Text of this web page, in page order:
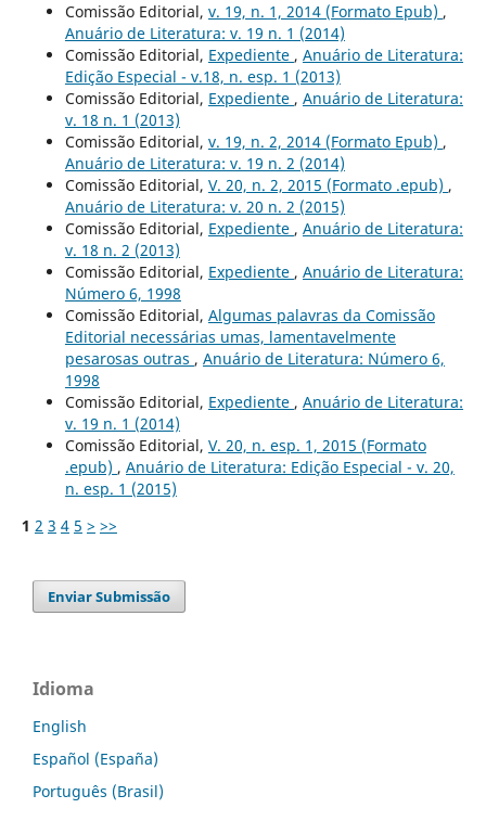
Comissão Editorial, v. 19, n. 1, 2014 (Formato Epub) ,
Anuário de Literatura: v. 19 n. 1 (2014)
Comissão Editorial, Expediente , Anuário de Literatura:
Edição Especial - v.18, n. esp. 1 (2013)
Comissão Editorial, Expediente , Anuário de Literatura:
v. 18 n. 1 (2013)
Comissão Editorial, v. 19, n. 2, 2014 (Formato Epub) ,
Anuário de Literatura: v. 19 n. 2 (2014)
Comissão Editorial, V. 20, n. 2, 2015 (Formato .epub) ,
Anuário de Literatura: v. 20 n. 2 (2015)
Comissão Editorial, Expediente , Anuário de Literatura:
v. 18 n. 2 (2013)
Comissão Editorial, Expediente , Anuário de Literatura:
Número 6, 1998
Comissão Editorial, Algumas palavras da Comissão
Editorial necessárias umas, lamentavelmente
pesarosas outras , Anuário de Literatura: Número 6,
1998
Comissão Editorial, Expediente , Anuário de Literatura:
v. 19 n. 1 (2014)
Comissão Editorial, V. 20, n. esp. 1, 2015 (Formato
.epub) , Anuário de Literatura: Edição Especial - v. 20,
n. esp. 1 (2015)
1 2 3 4 5 > >>
Enviar Submissão
Idioma
English
Español (España)
Português (Brasil)